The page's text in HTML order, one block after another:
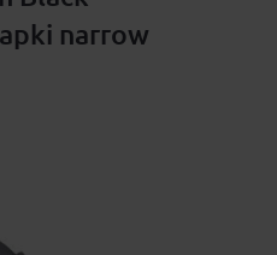
narrow